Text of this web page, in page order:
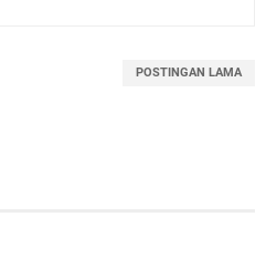
POSTINGAN LAMA